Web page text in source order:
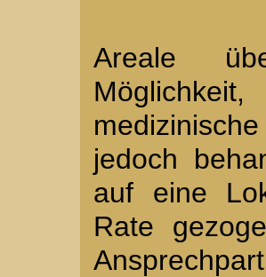
Areale
jedoch
auf eine
Rate